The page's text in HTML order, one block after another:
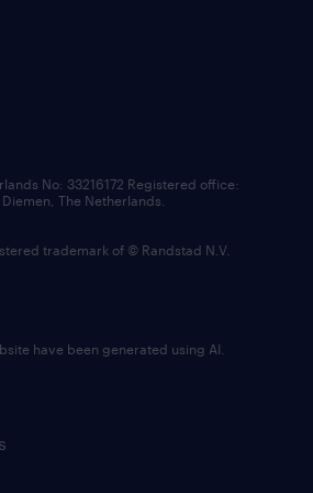
fund
No: 33216172 Registered office:
The Netherlands.
trademark of © Randstad N.V.
have been generated using AI.